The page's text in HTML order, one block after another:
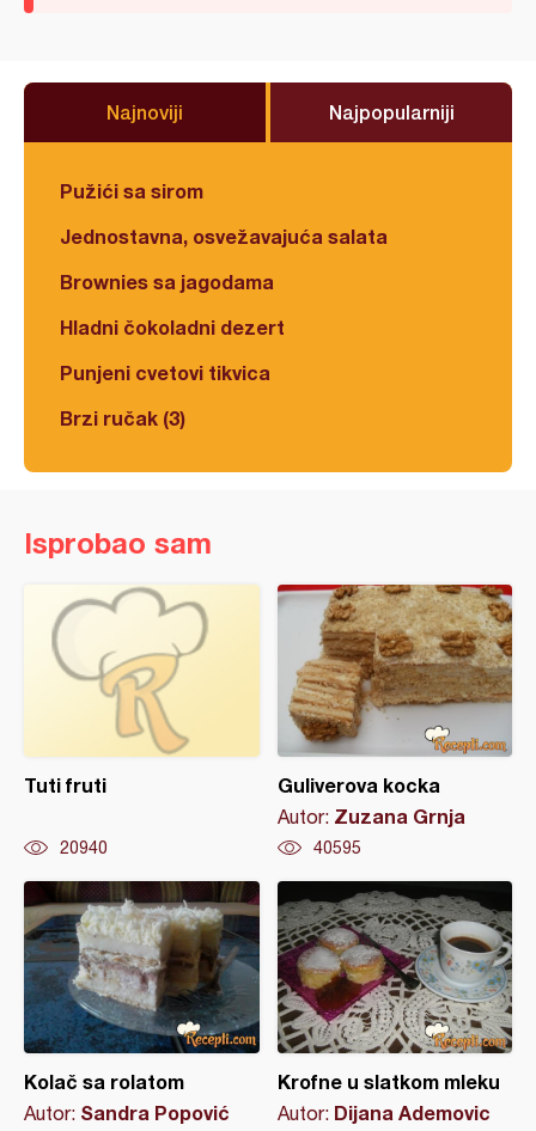
Najnoviji Najpopularniji
Pužići sa sirom
Jednostavna, osvežavajuća salata
Brownies sa jagodama
Hladni čokoladni dezert
Punjeni cvetovi tikvica
Brzi ručak (3)
Isprobao sam
Tuti fruti
20940
Guliverova kocka
Autor: Zuzana Grnja
40595
Kolač sa rolatom
Autor: Sandra Popović
Krofne u slatkom mleku
Autor: Dijana Ademovic